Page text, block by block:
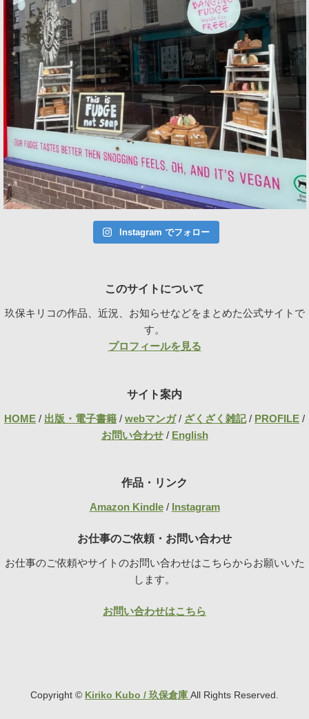
Instagram でフォロー
このサイトについて
玖保キリコの作品、近況、お知らせなどをまとめた公式サイトで
す。
プロフィールを見る
サイト案内
HOME / 出版・電子書籍 / webマンガ/ ざくざく雑記/ PROFILE /
お問い合わせ/ English
作品・リンク
Amazon Kindle/ Instagram
お仕事のご依頼・お問い合わせ
お仕事のご依頼やサイトのお問い合わせはこちらからお願いいた
します。
お問い合わせはこちら
Copyright © Kiriko Kubo / 玖保倉庫 All Rights Reserved.